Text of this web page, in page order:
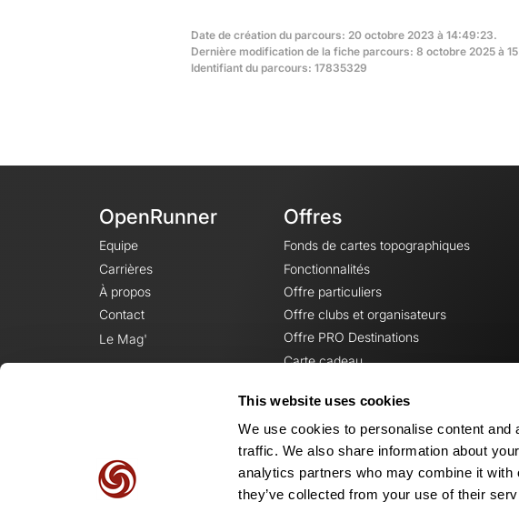
This website uses cookies
We use cookies to personalise content
traffic. We also share information about
analytics partners who may combine it with
they’ve collected from your use of their
Date de création du parcours: 20 octobre 2023 à 14:49:23.
Dernière modification de la fiche parcours: 8 octobre 2025 à
Identifiant du parcours: 17835329
OpenRunner
Equipe
Carrières
À propos
Contact
Le Mag'
Offres
Fonds de cartes topographiques
Fonctionnalités
Offre particuliers
Offre clubs et organisateurs
Offre PRO Destinations
Carte cadeau